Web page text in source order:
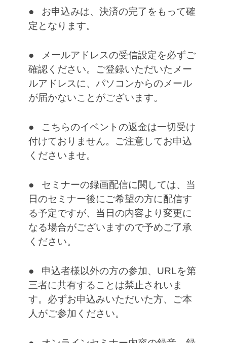
● お申込みは、決済の完了をもって確
定となります。
● メールアドレスの受信設定を必ずご
確認ください。ご登録いただいたメー
ルアドレスに、パソコンからのメール
が届かないことがございます。
● こちらのイベントの返金は一切受け
付けておりません。ご注意してお申込
くださいませ。
● セミナーの録画配信に関しては、当
日のセミナー後にご希望の方に配信す
る予定ですが、当日の内容より変更に
なる場合がございますので予めご了承
ください。
● 申込者様以外の方の参加、URLを第
三者に共有することは禁止されいま
す。必ずお申込みいただいた方、ご本
人がご参加ください。